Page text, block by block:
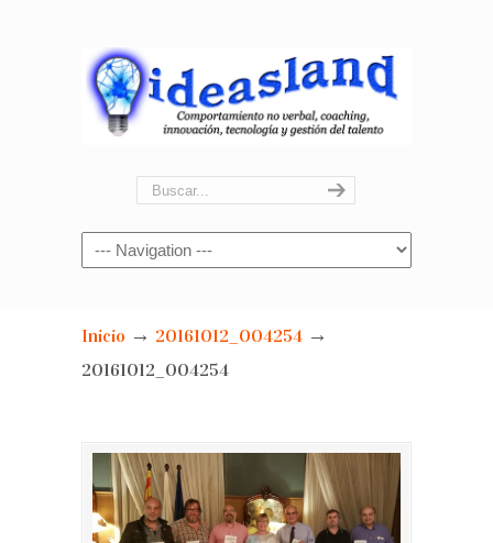
Navigation
Inicio → 20161012_004254 →
20161012_004254